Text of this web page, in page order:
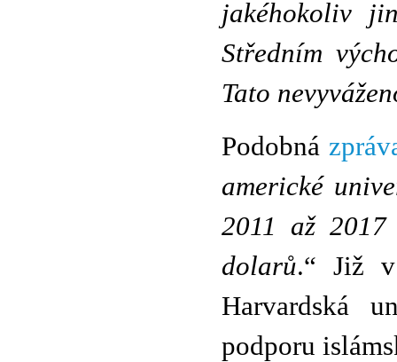
jakéhokoliv
Středním
Tato
Podobná
americké
2011 až
dolarů.“ Již v
Harvardská
podporu